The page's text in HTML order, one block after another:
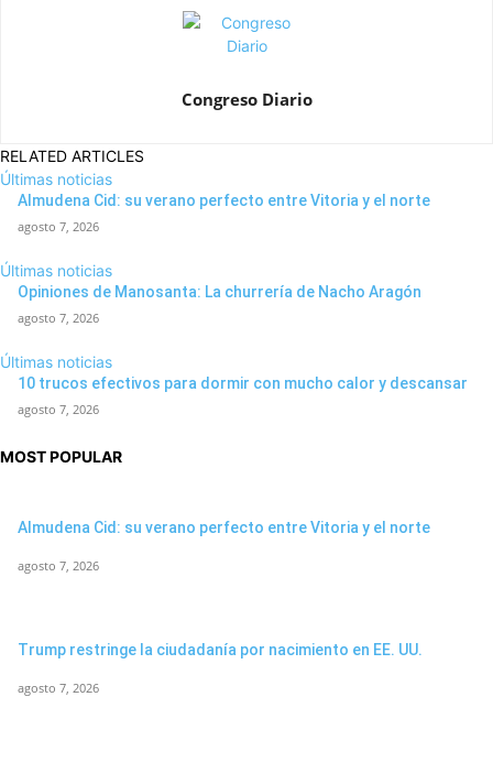
Congreso Diario
RELATED ARTICLES
Últimas noticias
Almudena Cid: su verano perfecto entre Vitoria y el norte
agosto 7, 2026
Últimas noticias
Opiniones de Manosanta: La churrería de Nacho Aragón
agosto 7, 2026
Últimas noticias
10 trucos efectivos para dormir con mucho calor y descansar
agosto 7, 2026
MOST POPULAR
Almudena Cid: su verano perfecto entre Vitoria y el norte
agosto 7, 2026
Trump restringe la ciudadanía por nacimiento en EE. UU.
agosto 7, 2026